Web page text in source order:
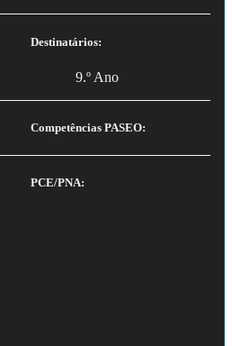
Destinatários:
9.º Ano
Competências PASEO:
PCE/PNA: